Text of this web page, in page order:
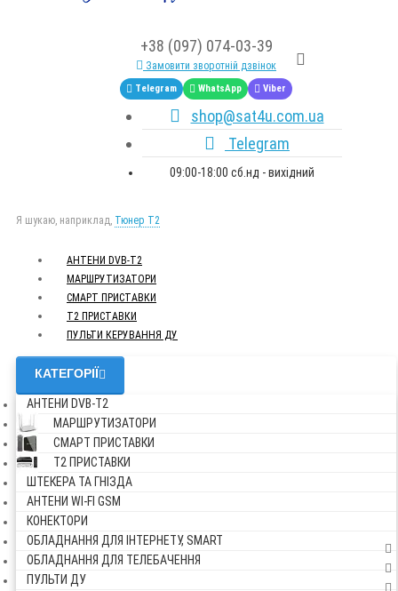
+38 (097) 074-03-39
Замовити зворотній дзвінок
Telegram WhatsApp Viber
shop@sat4u.com.ua
Telegram
09:00-18:00 сб.нд - вихідний
Я шукаю, наприклад, Тюнер T2
АНТЕНИ DVB-Т2
МАРШРУТИЗАТОРИ
СМАРТ ПРИСТАВКИ
Т2 ПРИСТАВКИ
ПУЛЬТИ КЕРУВАННЯ ДУ
КАТЕГОРІЇ
АНТЕНИ DVB-Т2
МАРШРУТИЗАТОРИ
СМАРТ ПРИСТАВКИ
Т2 ПРИСТАВКИ
ШТЕКЕРА ТА ГНІЗДА
АНТЕНИ WI-FI GSM
КОНЕКТОРИ
ОБЛАДНАННЯ ДЛЯ ІНТЕРНЕТУ, SMART
ОБЛАДНАННЯ ДЛЯ ТЕЛЕБАЧЕННЯ
ПУЛЬТИ ДУ